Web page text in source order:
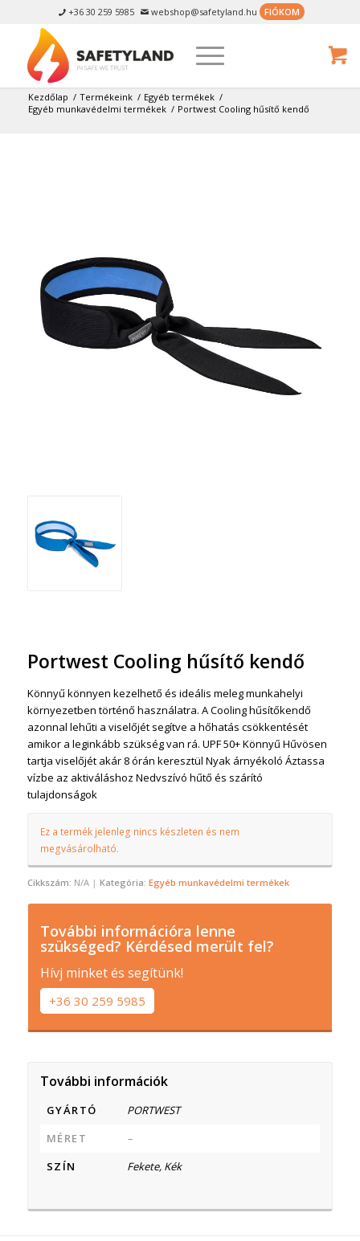
 +36 30 259 5985  webshop@safetyland.hu FIÓKOM
Kezdőlap / Termékeink / Egyéb termékek /
Egyéb munkavédelmi termékek / Portwest Cooling hűsítő kendő
Portwest Cooling hűsítő kendő
Könnyű könnyen kezelhető és ideális meleg munkahelyi
környezetben történő használatra. A Cooling hűsítőkendő
azonnal lehűti a viselőjét segítve a hőhatás csökkentését
amikor a leginkább szükség van rá. UPF 50+ Könnyű Hűvösen
tartja viselőjét akár 8 órán keresztül Nyak árnyékoló Áztassa
vízbe az aktiváláshoz Nedvszívó hűtő és szárító
tulajdonságok
Ez a termék jelenleg nincs készleten és nem
megvásárolható.
Cikkszám: N/A Kategória: Egyéb munkavédelmi termékek
További információra lenne
szükséged? Kérdésed merült fel?
Hívj minket és segítünk!
+36 30 259 5985
További információk
GYÁRTÓ
PORTWEST
MÉRET
–
SZÍN
Fekete, Kék